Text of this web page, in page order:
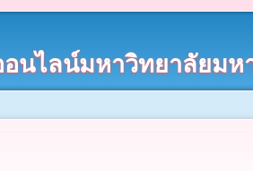
อนไลน์มหาวิทยาลัยม